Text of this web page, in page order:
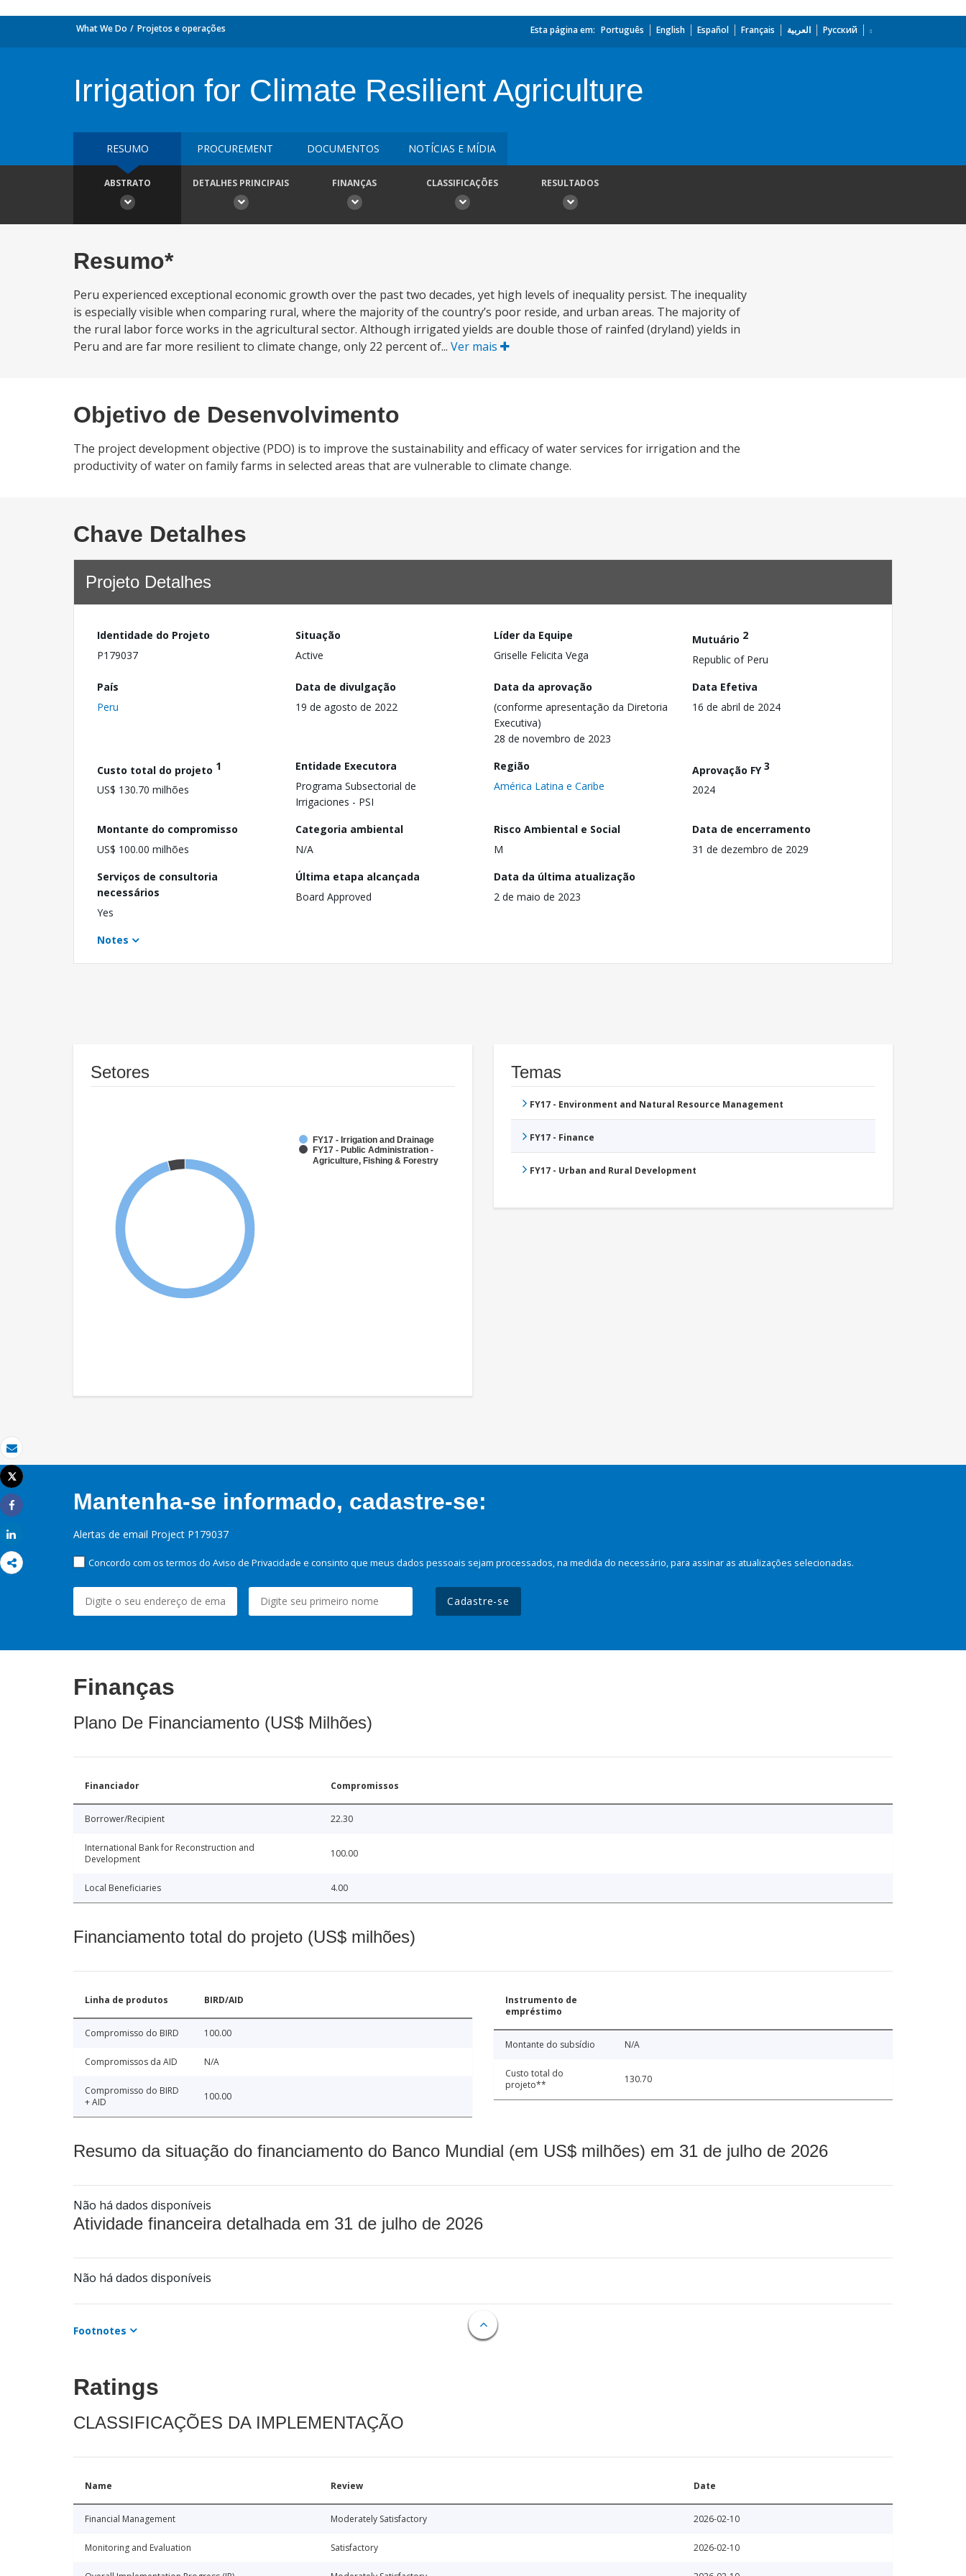
Email
Imprimir
Tweet
Share
What We Do Projetos e operações Esta página em: Português English Español Français العربية Русский
Irrigation for Climate Resilient Agriculture
RESUMO PROCUREMENT DOCUMENTOS NOTÍCIAS E MÍDIA
ABSTRATO DETALHES PRINCIPAIS FINANÇAS CLASSIFICAÇÕES RESULTADOS
Resumo*
Peru experienced exceptional economic growth over the past two decades, yet high levels of inequality persist. The inequality
is especially visible when comparing rural, where the majority of the country’s poor reside, and urban areas. The majority of
the rural labor force works in the agricultural sector. Although irrigated yields are double those of rainfed (dryland) yields in
Peru and are far more resilient to climate change, only 22 percent of... Ver mais
Objetivo de Desenvolvimento
The project development objective (PDO) is to improve the sustainability and efficacy of water services for irrigation and the
productivity of water on family farms in selected areas that are vulnerable to climate change.
Chave Detalhes
Projeto Detalhes
Identidade do Projeto
P179037
Situação
Active
Líder da Equipe
Griselle Felicita Vega
Mutuário 2
Republic of Peru
País
Peru
Data de divulgação
19 de agosto de 2022
Data da aprovação
(conforme apresentação da Diretoria
Executiva)
28 de novembro de 2023
Data Efetiva
16 de abril de 2024
Custo total do projeto 1
US$ 130.70 milhões
Entidade Executora
Programa Subsectorial de
Irrigaciones - PSI
Região
América Latina e Caribe
Aprovação FY3
2024
Montante do compromisso
US$ 100.00 milhões
Categoria ambiental
N/A
Risco Ambiental e Social
M
Data de encerramento
31 de dezembro de 2029
Serviços de consultoria
necessários
Yes
Última etapa alcançada
Board Approved
Data da última atualização
2 de maio de 2023
Notes
Setores
FY17 - Irrigation and Drainage
FY17 - Public Administration -
Agriculture, Fishing & Forestry
Temas
FY17 - Environment and Natural Resource Management
FY17 - Finance
FY17 - Urban and Rural Development
Mantenha-se informado, cadastre-se:
Alertas de email Project P179037
Concordo com os termos do Aviso de Privacidade e consinto que meus dados pessoais sejam processados, na medida do necessário, para assinar as atualizações selecionadas.
Cadastre-se
Finanças
Plano De Financiamento (US$ Milhões)
Financiador Compromissos
Borrower/Recipient 22.30
International Bank for Reconstruction and
Development
100.00
Local Beneficiaries 4.00
Financiamento total do projeto (US$ milhões)
Linha de produtos BIRD/AID
Compromisso do BIRD 100.00
Compromissos da AID N/A
Compromisso do BIRD
+ AID
100.00
Instrumento de
empréstimo
Montante do subsídio N/A
Custo total do
projeto**
130.70
Resumo da situação do financiamento do Banco Mundial (em US$ milhões) em 31 de julho de 2026
Não há dados disponíveis
Atividade financeira detalhada em 31 de julho de 2026
Não há dados disponíveis
Footnotes
Ratings
CLASSIFICAÇÕES DA IMPLEMENTAÇÃO
Name Review Date
Financial Management Moderately Satisfactory 2026-02-10
Monitoring and Evaluation Satisfactory 2026-02-10